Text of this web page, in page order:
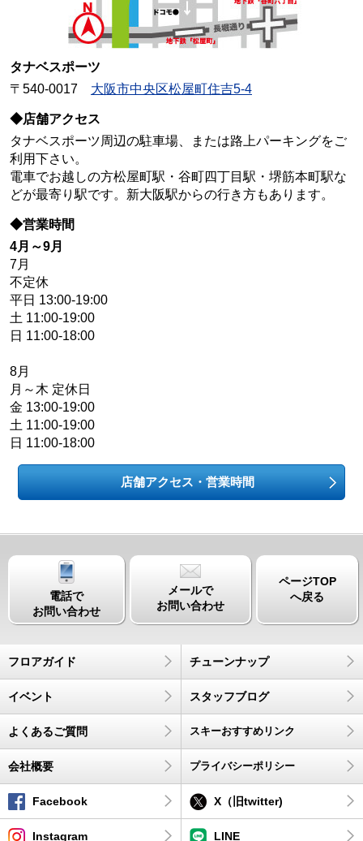
タナベスポーツ
〒540-0017 大阪市中央区松屋町住吉5-4
◆店舗アクセス
タナベスポーツ周辺の駐車場、または路上パーキングをご
利用下さい。
電車でお越しの方松屋町駅・谷町四丁目駅・堺筋本町駅な
どが最寄り駅です。新大阪駅からの行き方もあります。
◆営業時間
4月～9月
7月
不定休
平日 13:00-19:00
土 11:00-19:00
日 11:00-18:00
8月
月～木 定休日
金 13:00-19:00
土 11:00-19:00
日 11:00-18:00
店舗アクセス・営業時間
電話で
お問い合わせ
メールで
お問い合わせ
ページTOP
へ戻る
フロアガイド チューンナップ
イベント スタッフブログ
よくあるご質問 スキーおすすめリンク
会社概要 プライバシーポリシー
Facebook X（旧twitter)
Instagram LINE